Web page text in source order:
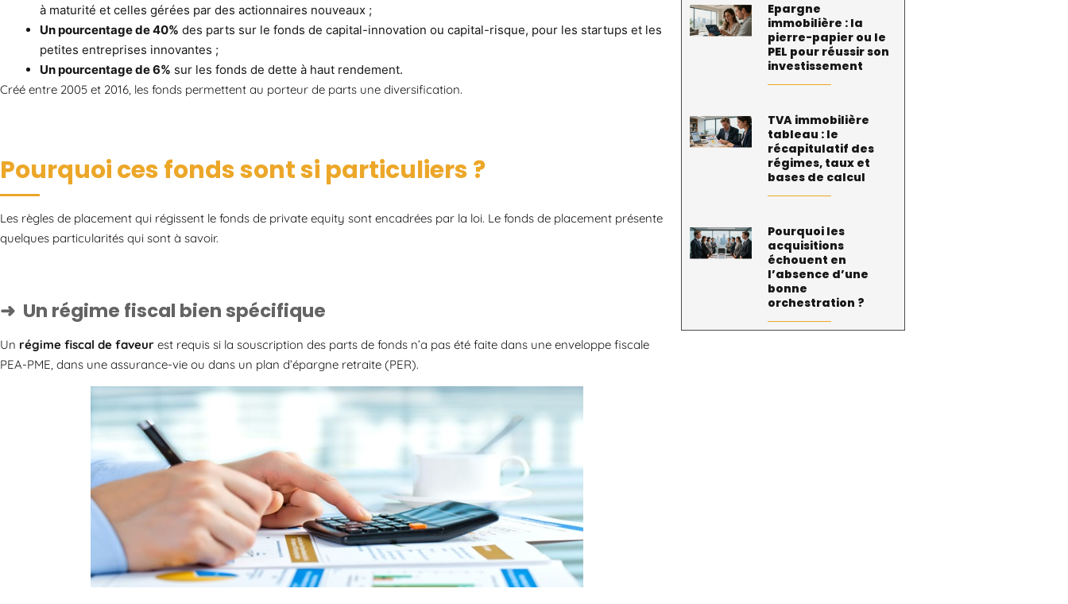
à maturité et celles gérées par des actionnaires nouveaux ;
Un pourcentage de 40% des parts sur le fonds de capital-innovation ou capital-risque, pour les startups et les
petites entreprises innovantes ;
Un pourcentage de 6% sur les fonds de dette à haut rendement.
Créé entre 2005 et 2016, les fonds permettent au porteur de parts une diversification.
Pourquoi ces fonds sont si particuliers ?
Les règles de placement qui régissent le fonds de private equity sont encadrées par la loi. Le fonds de placement présente
quelques particularités qui sont à savoir.
Un régime fiscal bien spécifique
Un régime fiscal de faveur est requis si la souscription des parts de fonds n’a pas été faite dans une enveloppe fiscale
PEA-PME, dans une assurance-vie ou dans un plan d’épargne retraite (PER).
Epargne
immobilière : la
pierre-papier ou le
PEL pour réussir son
investissement
TVA immobilière
tableau : le
récapitulatif des
régimes, taux et
bases de calcul
Pourquoi les
acquisitions
échouent en
l’absence d’une
bonne
orchestration ?